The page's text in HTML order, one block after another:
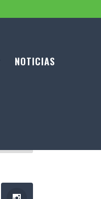
NOTICIAS